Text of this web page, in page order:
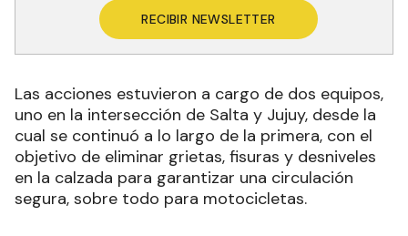
RECIBIR NEWSLETTER
Las acciones estuvieron a cargo de dos equipos,
uno en la intersección de Salta y Jujuy, desde la
cual se continuó a lo largo de la primera, con el
objetivo de eliminar grietas, fisuras y desniveles
en la calzada para garantizar una circulación
segura, sobre todo para motocicletas.